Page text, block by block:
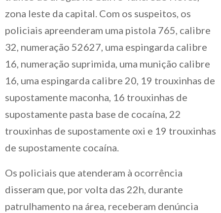
zona leste da capital. Com os suspeitos, os
policiais apreenderam uma pistola 765, calibre
32, numeração 52627, uma espingarda calibre
16, numeração suprimida, uma munição calibre
16, uma espingarda calibre 20, 19 trouxinhas de
supostamente maconha, 16 trouxinhas de
supostamente pasta base de cocaína, 22
trouxinhas de supostamente oxi e 19 trouxinhas
de supostamente cocaína.
Os policiais que atenderam à ocorrência
disseram que, por volta das 22h, durante
patrulhamento na área, receberam denúncia